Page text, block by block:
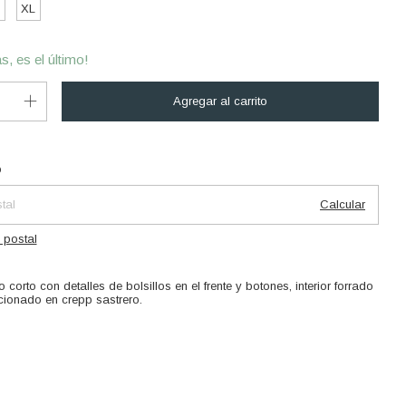
XL
es el último!
Calcular
postal
corto con detalles de bolsillos en el frente y botones, interior forrado
en crepp sastrero.